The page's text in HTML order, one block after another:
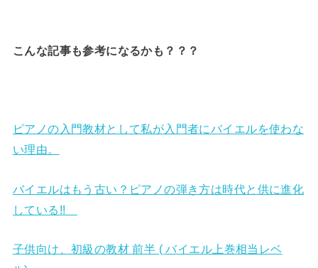
こんな記事も参考になるかも？？？
ピアノの入門教材として私が入門者にバイエルを使わな
い理由。
バイエルはもう古い？ピアノの弾き方は時代と供に進化
している!!
子供向け、初級の教材 前半 ( バイエル上巻相当レベ